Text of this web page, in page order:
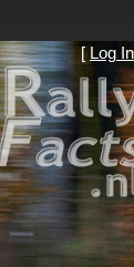
[ Log In